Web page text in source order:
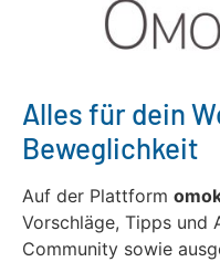
Alles für dein
Beweglichkeit
Auf der Plattform
Vorschläge, Tipps und
Community sowie